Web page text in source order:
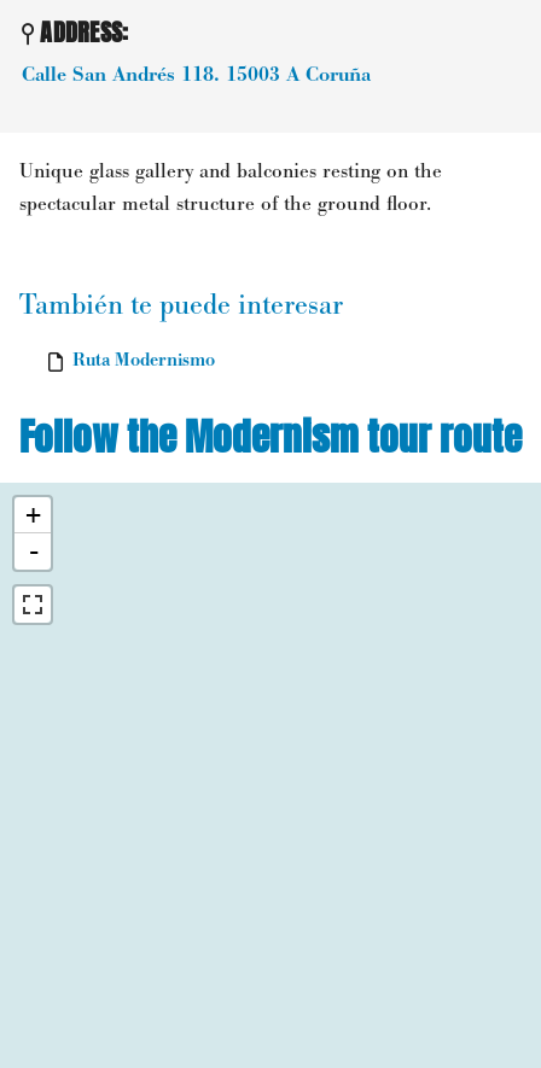
ADDRESS:
Calle San Andrés 118. 15003 A Coruña
Unique glass gallery and balconies resting on the
spectacular metal structure of the ground floor.
También te puede interesar
Ruta Modernismo
Follow the Modernism tour route
+
-